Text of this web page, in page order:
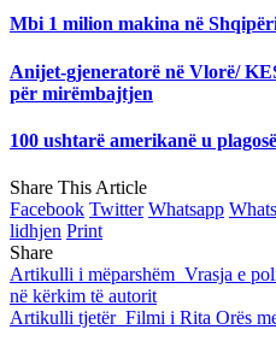
Mbi 1 milion makina në
Anijet-gjeneratorë në Vlorë/
për mirëmbajtjen
100 ushtarë amerikanë u
Share This Article
Facebook Twitter Whatsapp
lidhjen Print
Share
Artikulli i mëparshëm Vrasja e
në kërkim të autorit
Artikulli tjetër Filmi i Rita Orës